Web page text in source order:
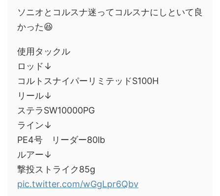
ソニオとコルスナ迷ってコルスナにしといて良
かった😆
使用タックル
ロッド↓
コルトスナイパーリミテッドS100H
リール↓
ステラSW10000PG
ライン↓
PE4号 リーダー80lb
ルアー↓
撃投ストライク85g
pic.twitter.com/wGgLpr6Qbv